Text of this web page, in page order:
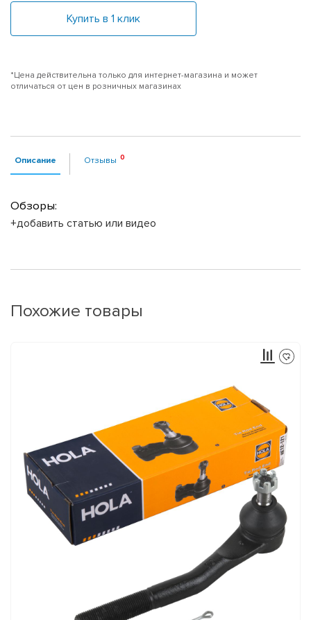
Купить в 1 клик
*Цена действительна только для интернет-магазина и может
отличаться от цен в розничных магазинах
Описание Отзывы
Обзоры:
+добавить статью или видео
Похожие товары